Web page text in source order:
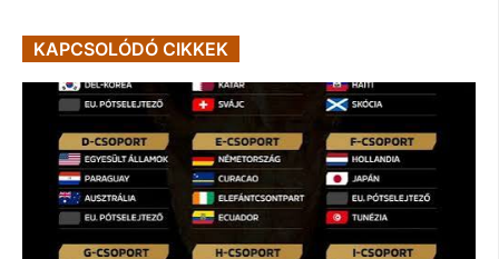
KAPCSOLÓDÓ CIKKEK